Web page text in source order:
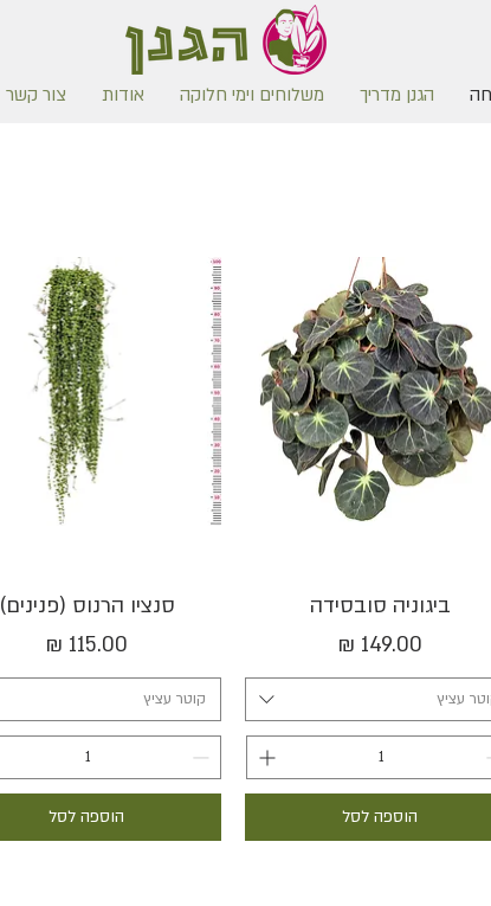
הגנן מדריך משלוחים וימי חלוקה אודות צור קשר
תצוגה מהירה
ביגוניה סובסידה
מחיר
עציץ
הוספה לסל
תצוגה מהירה
סנציו הרנוס (פנינים)
מחיר
קוטר עציץ
הוספה לסל